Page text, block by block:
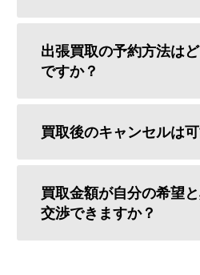
出張買取の予約方法は
ですか？
買取後のキャンセルは
買取金額が自分の希望
交渉できますか？